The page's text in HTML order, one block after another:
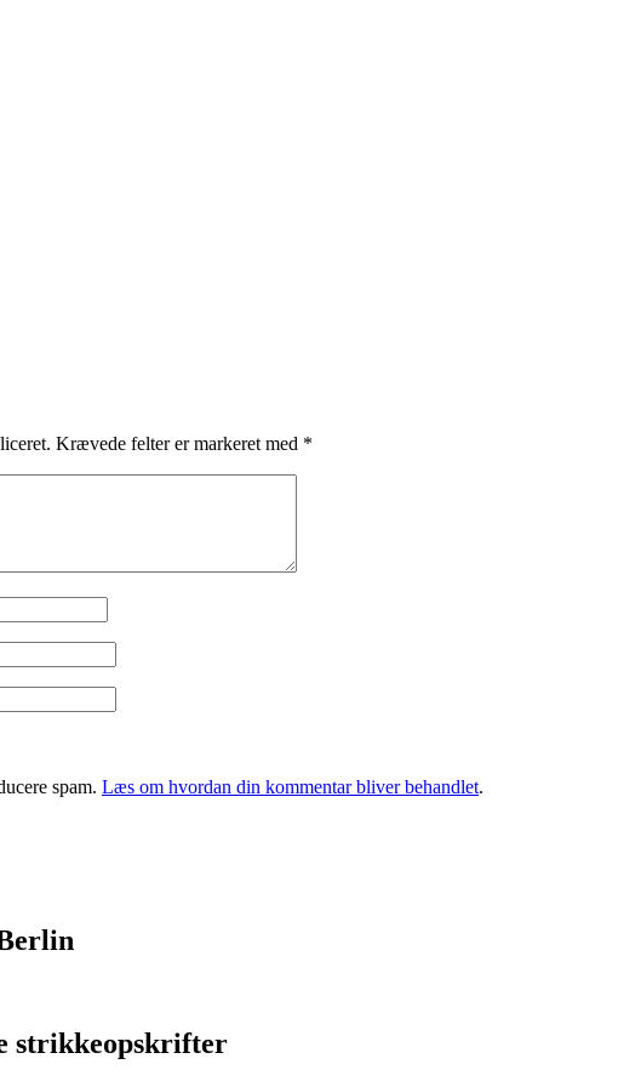
Krævede felter er markeret med *
spam. Læs om hvordan din kommentar bliver behandlet.
strikkeopskrifter